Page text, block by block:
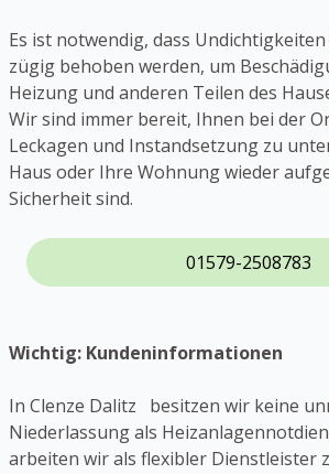
Es ist notwendig, dass
zügig behoben werden, um
Heizung und anderen Teilen des
Wir sind immer bereit, Ihnen bei der
Leckagen und Instandsetzung zu
Haus oder Ihre Wohnung wieder
Sicherheit sind.
01579-2508783
Wichtig: Kundeninformationen
In Clenze Dalitz besitzen wir keine
Niederlassung als
arbeiten wir als flexibler Dienstleister